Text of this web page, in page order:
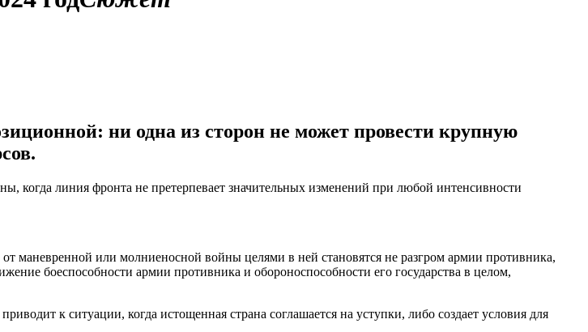
ни одна из сторон не может провести крупную
когда линия фронта не претерпевает значительных изменений при любой интенсивности
маневренной или молниеносной войны целями в ней становятся не разгром армии противника,
боеспособности армии противника и обороноспособности его государства в целом,
к ситуации, когда истощенная страна соглашается на уступки, либо создает условия для